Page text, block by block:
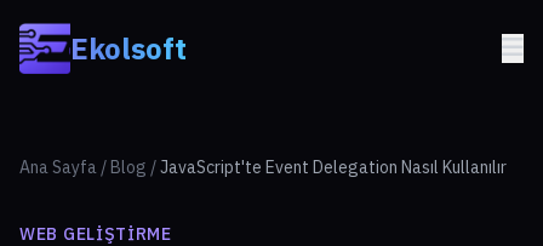
Ekolsoft
Ana Sayfa / Blog /JavaScript'te Event Delegation Nasıl Kullanılır
WEB GELIŞTIRME